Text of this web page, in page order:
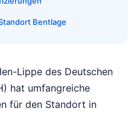
Bentlage
Lippe des Deutschen
hat umfangreiche
für den Standort in